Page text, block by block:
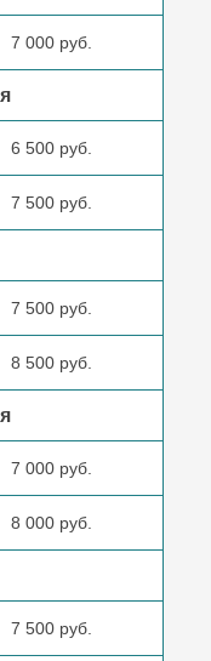
7 000 руб.
6 500 руб.
7 500 руб.
7 500 руб.
8 500 руб.
7 000 руб.
8 000 руб.
7 500 руб.